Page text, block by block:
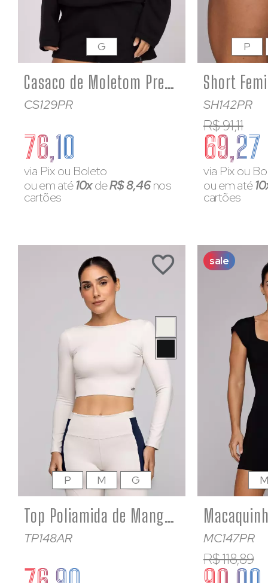
Casaco de Moletom Preto Feminino Fechado Zíper Curto
CS129PR
76,10
via Pix ou Boleto
ou em até10xdeR$ 8,46nos
cartões
G
SH142PR
R$ 91,11
69,27
via Pix ou
ou em até
cartões
P
Top Poliamida de Manga Comprida Costas Aberta Areia Form
TP148AR
P M G
sale
MC147PR
R$ 118,89
M